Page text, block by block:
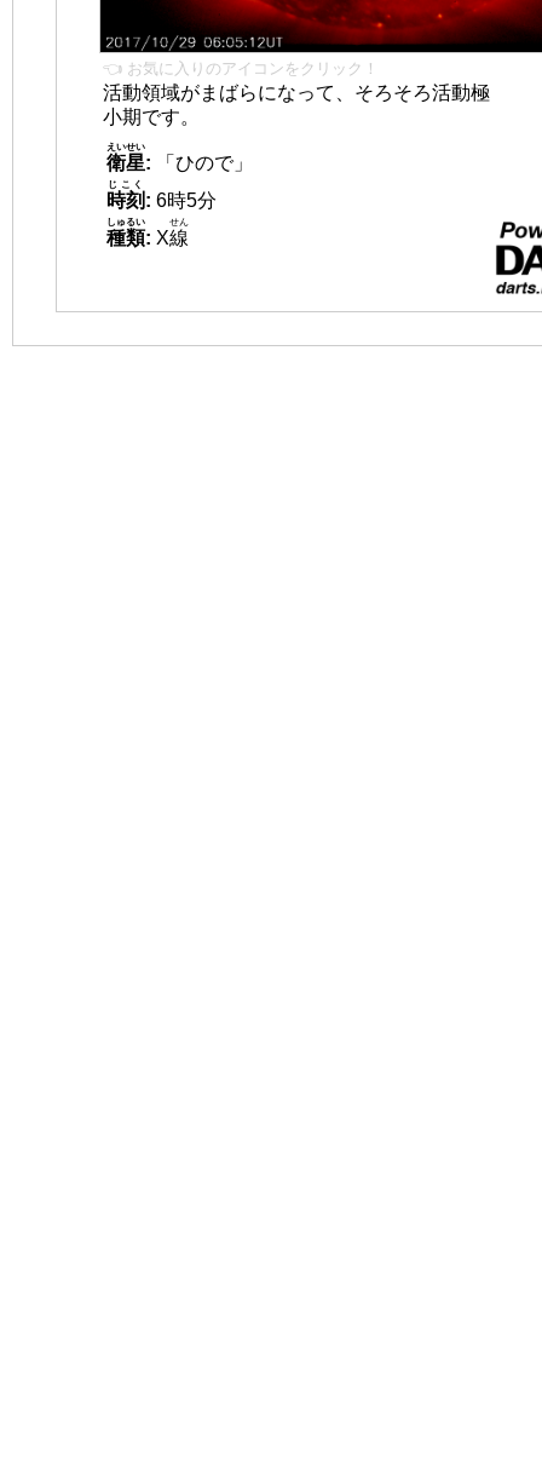
👈 お気に入りのアイコンをクリック！
活動領域がまばらになって、そろそろ活動極
小期です。
衛星
えいせい
:
「ひので」
時刻
じこく
: 6時5分
種類
しゅるい
: X線
せん